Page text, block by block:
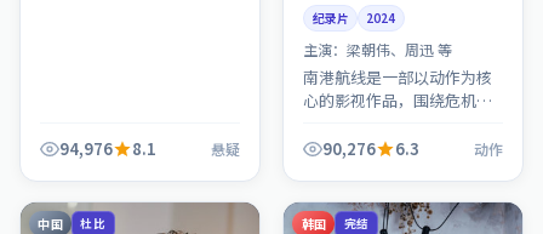
94,976 8.1 悬疑
纪录片 2024
主演：梁朝伟、周迅 等
南港航线是一部以动作为核
心的影视作品，围绕危机、
节奏紧凑，值得推荐观看。
90,276 6.3 动作
中国 杜比 韩国 完结